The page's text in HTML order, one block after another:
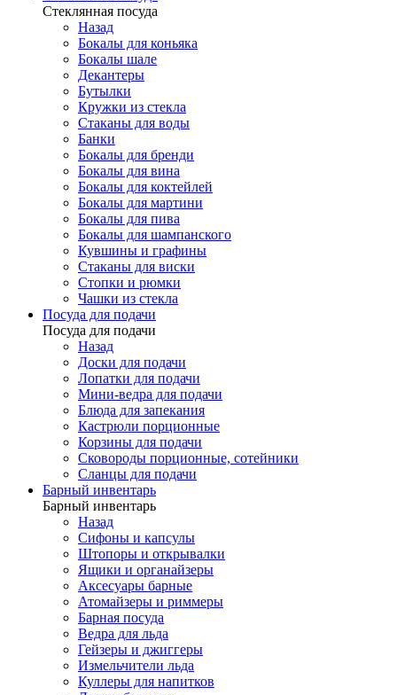
Стеклянная посуда
Назад
Бокалы для коньяка
Бокалы шале
Декантеры
Бутылки
Кружки из стекла
Стаканы для воды
Банки
Бокалы для бренди
Бокалы для вина
Бокалы для коктейлей
Бокалы для мартини
Бокалы для пива
Бокалы для шампанского
Кувшины и графины
Стаканы для виски
Стопки и рюмки
Чашки из стекла
Посуда для подачи
Посуда для подачи
Назад
Доски для подачи
Лопатки для подачи
Мини-ведра для подачи
Блюда для запекания
Кастрюли порционные
Корзины для подачи
Сковороды порционные, сотейники
Сланцы для подачи
Барный инвентарь
Барный инвентарь
Назад
Сифоны и капсулы
Штопоры и открывалки
Ящики и органайзеры
Аксесуары барные
Атомайзеры и риммеры
Барная посуда
Ведра для льда
Гейзеры и джиггеры
Измельчители льда
Куллеры для напитков